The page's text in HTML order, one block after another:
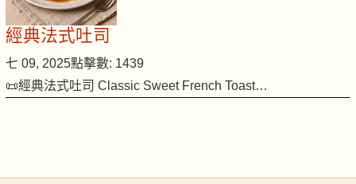
經典法式吐司
七 09, 2025點擊數: 1439
📜經典法式吐司 Classic Sweet French Toast…